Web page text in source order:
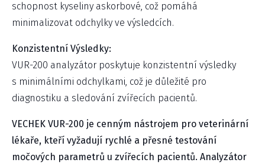
schopnost kyseliny askorbové, což pomáhá
minimalizovat odchylky ve výsledcích.
Konzistentní Výsledky:
VUR-200 analyzátor poskytuje konzistentní výsledky
s minimálními odchylkami, což je důležité pro
diagnostiku a sledování zvířecích pacientů.
VECHEK VUR-200 je cenným nástrojem pro veterinární
lékaře, kteří vyžadují rychlé a přesné testování
močových parametrů u zvířecích pacientů. Analyzátor